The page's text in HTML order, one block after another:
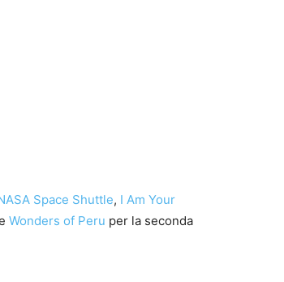
Space Shuttle, I Am Your
Wonders of Peru per la seconda